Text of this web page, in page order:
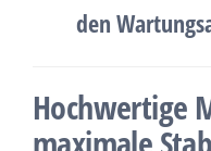
den
Hochwertige